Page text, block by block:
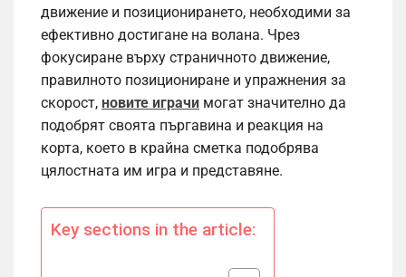
движение и позиционирането, необходими за
ефективно достигане на волана. Чрез
фокусиране върху страничното движение,
правилното позициониране и упражнения за
скорост, новите играчи могат значително да
подобрят своята пъргавина и реакция на
корта, което в крайна сметка подобрява
цялостната им игра и представяне.
Key sections in the article: